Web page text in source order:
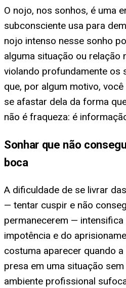
O nojo, nos sonhos, é uma
subconsciente usa para
nojo intenso nesse sonho
alguma situação ou relação
violando profundamente os
que, por algum motivo,
se afastar dela da forma
não é fraqueza: é
Sonhar que não
boca
A dificuldade de se livrar
— tentar cuspir e não
permanecerem —
impotência e do
costuma aparecer quando
presa em uma situação
ambiente profissional